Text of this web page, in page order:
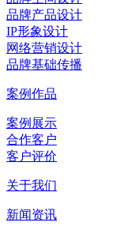
品牌产品设计
IP形象设计
网络营销设计
品牌基础传播
案例作品
案例展示
合作客户
客户评价
关于我们
新闻资讯